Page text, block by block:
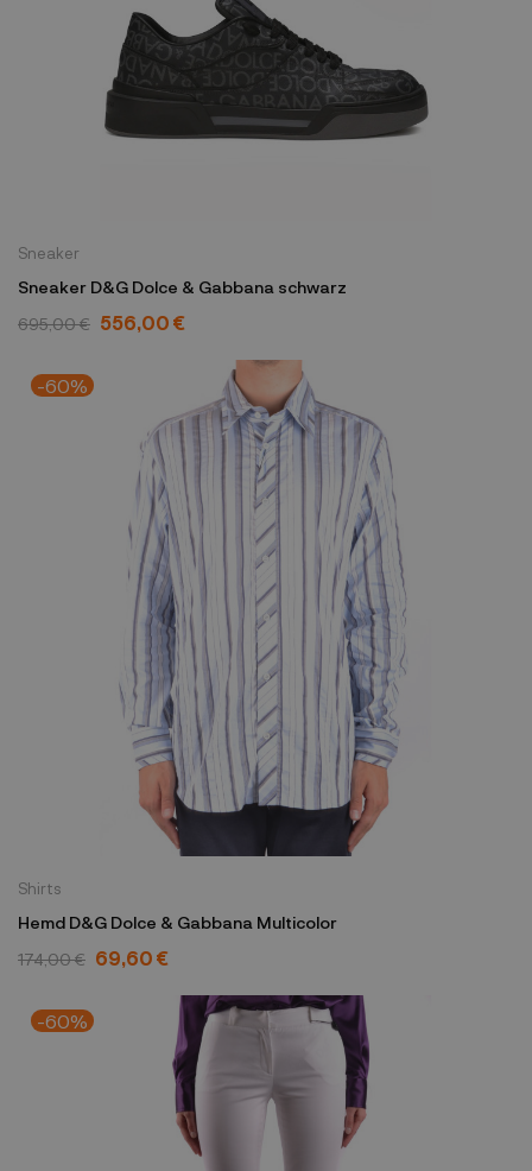
Sneaker
Sneaker D&G Dolce & Gabbana schwarz
695,00 € 556,00 €
-60%
Shirts
Hemd D&G Dolce & Gabbana Multicolor
174,00 € 69,60 €
-60%